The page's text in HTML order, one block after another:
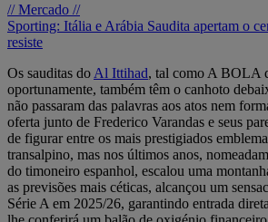
// Mercado //
Sporting: Itália e Arábia Saudita apertam o
resiste
Os sauditas do Al Ittihad, tal como A BOLA
oportunamente, também têm o canhoto
não passaram das palavras aos atos nem
oferta junto de Frederico Varandas e seus
de figurar entre os mais prestigiados
transalpino, mas nos últimos anos,
do timoneiro espanhol, escalou uma
as previsões mais céticas, alcançou um
Série A em 2025/26, garantindo entrada